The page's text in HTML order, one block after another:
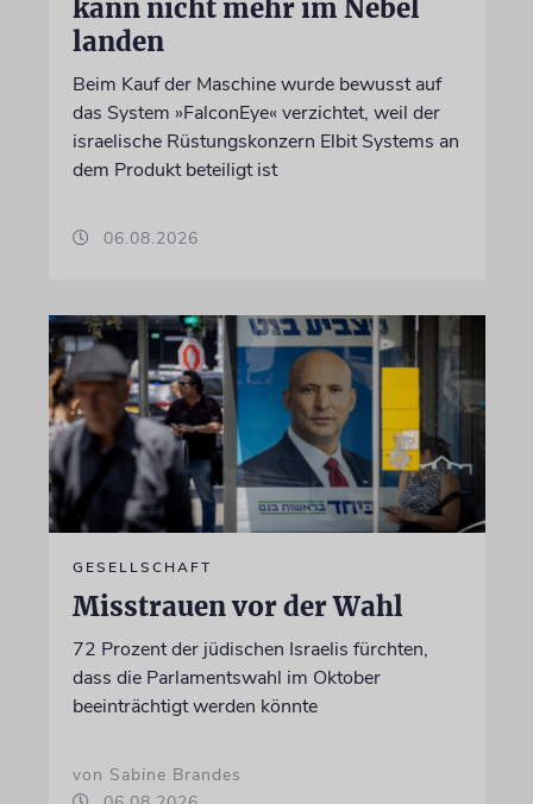
kann nicht mehr im Nebel
landen
Beim Kauf der Maschine wurde bewusst auf
das System »FalconEye« verzichtet, weil der
israelische Rüstungskonzern Elbit Systems an
dem Produkt beteiligt ist
06.08.2026
GESELLSCHAFT
Misstrauen vor der Wahl
72 Prozent der jüdischen Israelis fürchten,
dass die Parlamentswahl im Oktober
beeinträchtigt werden könnte
von Sabine Brandes